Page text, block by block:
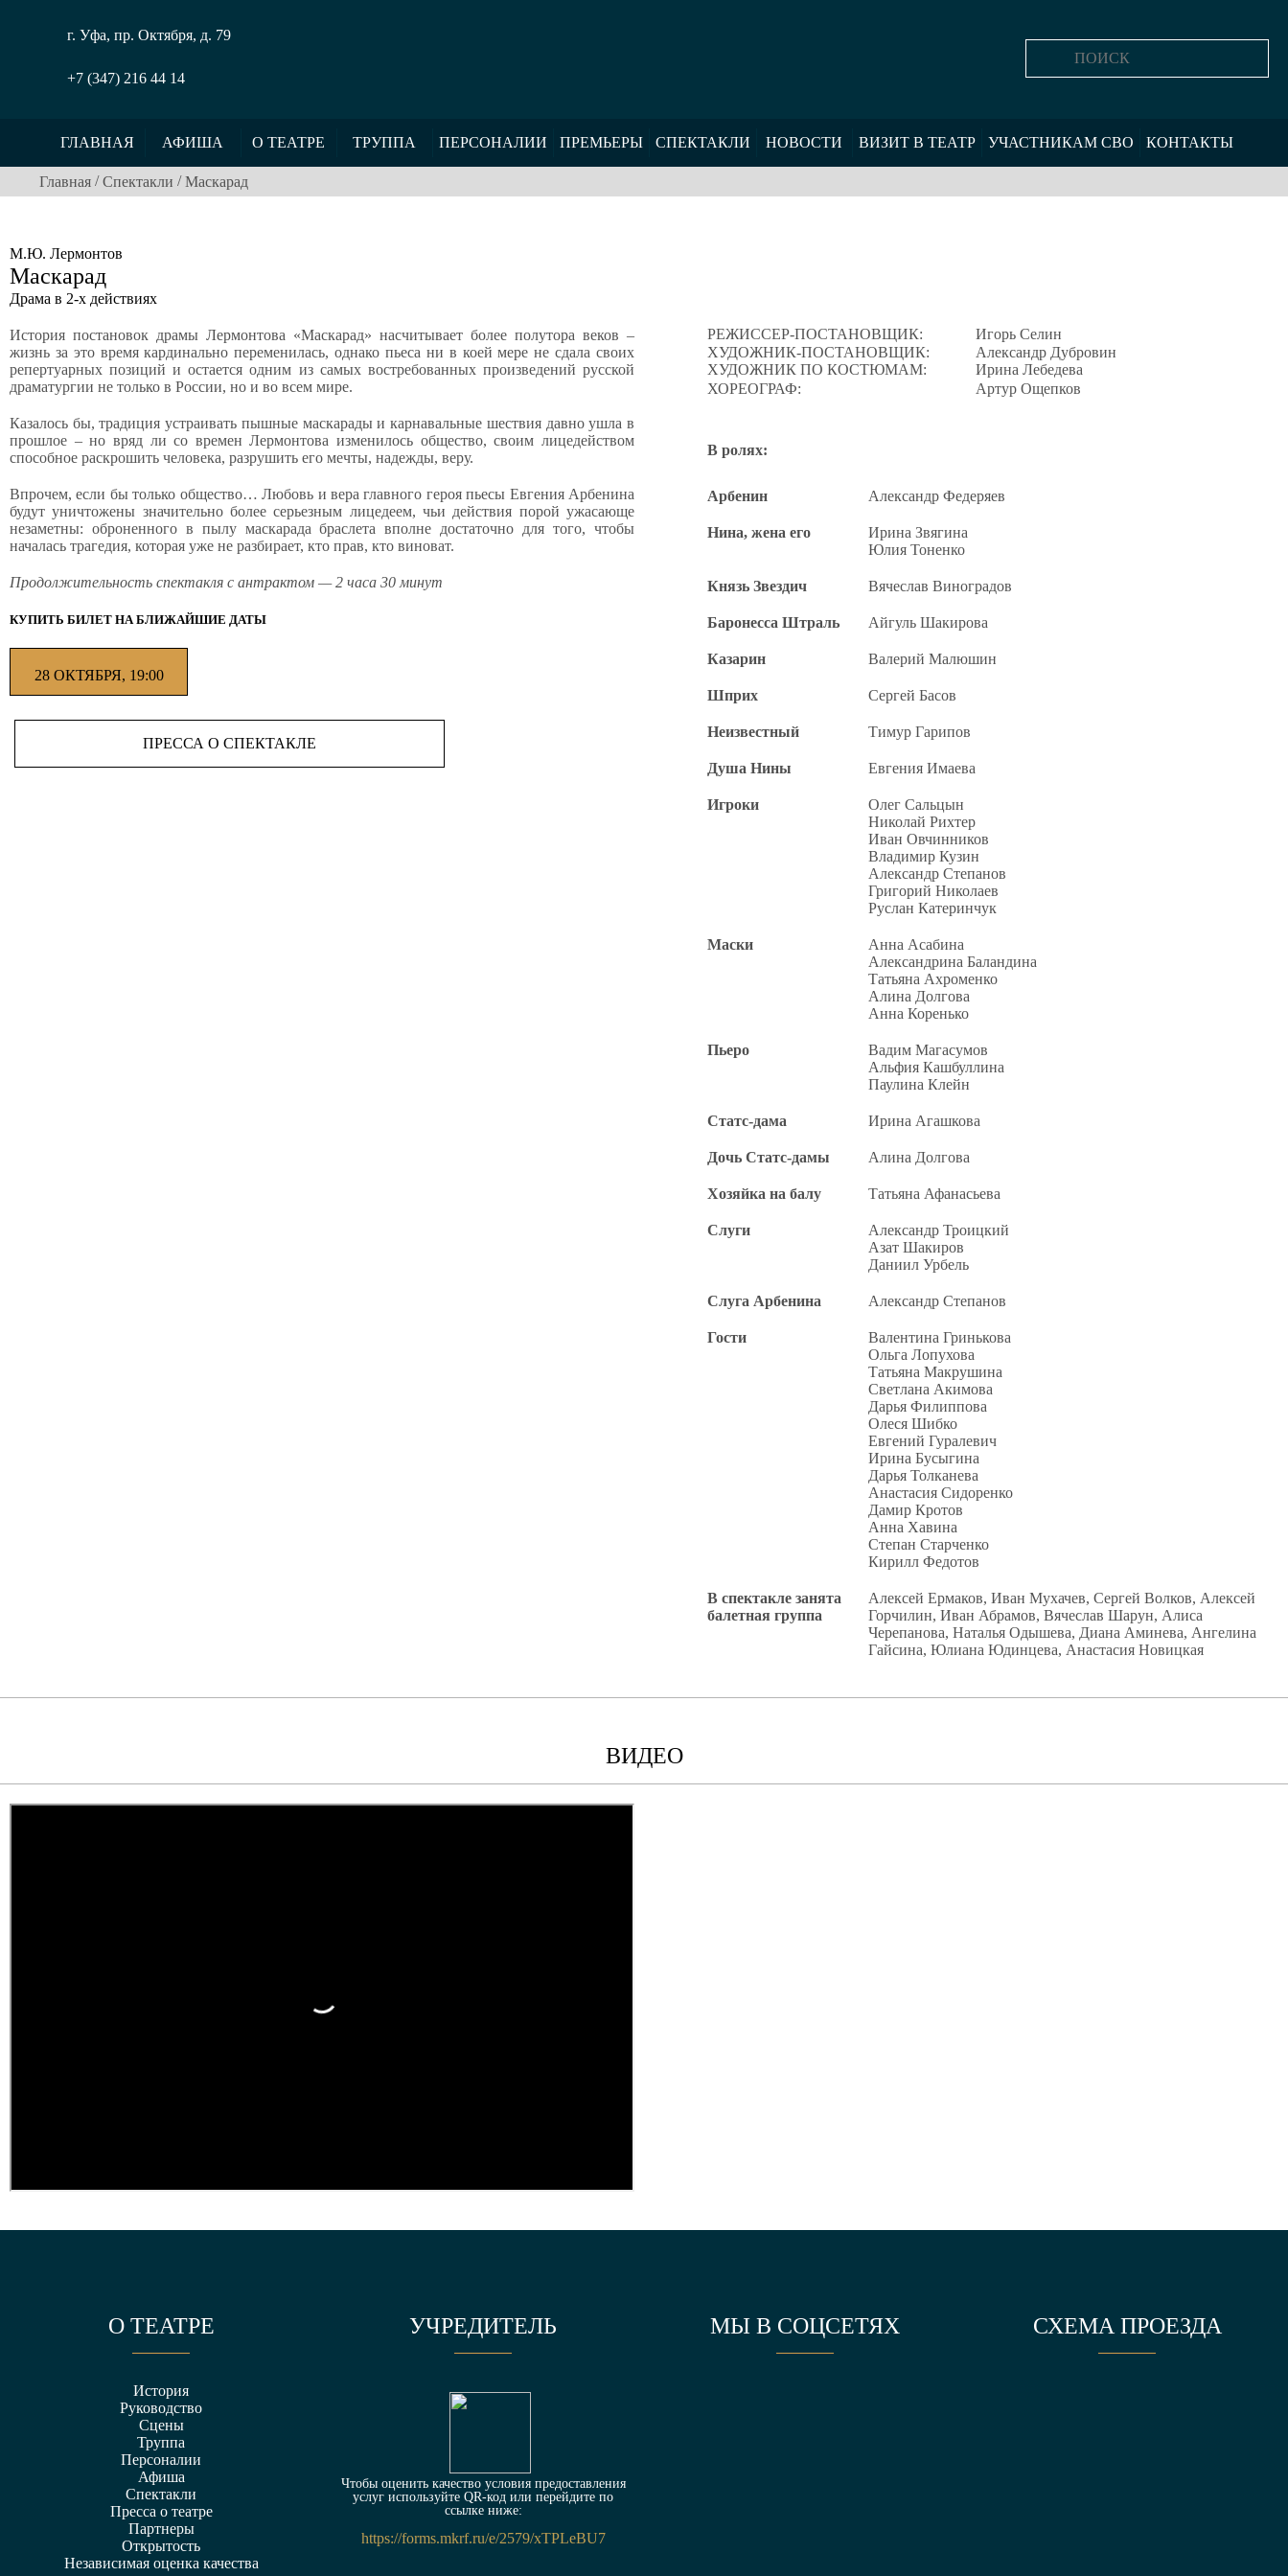
г. Уфа, пр. Октября, д. 79
+7 (347) 216 44 14
ГЛАВНАЯ АФИША О ТЕАТРЕ ТРУППА ПЕРСОНАЛИИ ПРЕМЬЕРЫ СПЕКТАКЛИ НОВОСТИ ВИЗИТ В ТЕАТР УЧАСТНИКАМ СВО КОНТАКТЫ
Главная /Спектакли /Маскарад
М.Ю. Лермонтов
Маскарад
Драма в 2-х действиях
История постановок драмы Лермонтова «Маскарад» насчитывает более полутора веков –
жизнь за это время кардинально переменилась, однако пьеса ни в коей мере не сдала своих
репертуарных позиций и остается одним из самых востребованных произведений русской
драматургии не только в России, но и во всем мире.
Казалось бы, традиция устраивать пышные маскарады и карнавальные шествия давно ушла в
прошлое – но вряд ли со времен Лермонтова изменилось общество, своим лицедейством
способное раскрошить человека, разрушить его мечты, надежды, веру.
Впрочем, если бы только общество… Любовь и вера главного героя пьесы Евгения Арбенина
будут уничтожены значительно более серьезным лицедеем, чьи действия порой ужасающе
незаметны: оброненного в пылу маскарада браслета вполне достаточно для того, чтобы
началась трагедия, которая уже не разбирает, кто прав, кто виноват.
Продолжительность спектакля с антрактом — 2 часа 30 минут
КУПИТЬ БИЛЕТ НА БЛИЖАЙШИЕ ДАТЫ
28 ОКТЯБРЯ, 19:00
ПРЕССА О СПЕКТАКЛЕ
РЕЖИССЕР-ПОСТАНОВЩИК:
Игорь Селин
ХУДОЖНИК-ПОСТАНОВЩИК:
Александр Дубровин
ХУДОЖНИК ПО КОСТЮМАМ:
Ирина Лебедева
ХОРЕОГРАФ:
Артур Ощепков
В ролях:
Арбенин Александр Федеряев
Нина, жена его
Ирина Звягина
Юлия Тоненко
Князь Звездич Вячеслав Виноградов
Баронесса Штраль Айгуль Шакирова
Казарин Валерий Малюшин
Шприх Сергей Басов
Неизвестный Тимур Гарипов
Душа Нины Евгения Имаева
Игроки
Олег Сальцын
Николай Рихтер
Иван Овчинников
Владимир Кузин
Александр Степанов
Григорий Николаев
Руслан Катеринчук
Маски
Анна Асабина
Александрина Баландина
Татьяна Ахроменко
Алина Долгова
Анна Коренько
Пьеро
Вадим Магасумов
Альфия Кашбуллина
Паулина Клейн
Статс-дама Ирина Агашкова
Дочь Статс-дамы Алина Долгова
Хозяйка на балу Татьяна Афанасьева
Слуги
Александр Троицкий
Азат Шакиров
Даниил Урбель
Слуга Арбенина Александр Степанов
Гости
Валентина Гринькова
Ольга Лопухова
Татьяна Макрушина
Светлана Акимова
Дарья Филиппова
Олеся Шибко
Евгений Гуралевич
Ирина Бусыгина
Дарья Толканева
Анастасия Сидоренко
Дамир Кротов
Анна Хавина
Степан Старченко
Кирилл Федотов
В спектакле занята
балетная группа
Алексей Ермаков, Иван Мухачев, Сергей Волков, Алексей
Горчилин, Иван Абрамов, Вячеслав Шарун, Алиса
Черепанова, Наталья Одышева, Диана Аминева, Ангелина
Гайсина, Юлиана Юдинцева, Анастасия Новицкая
ВИДЕО
О ТЕАТРЕ
История
Руководство
Сцены
Труппа
Персоналии
Афиша
Спектакли
Пресса о театре
Партнеры
Открытость
Независимая оценка качества
УЧРЕДИТЕЛЬ
Чтобы оценить качество условия предоставления
услуг используйте QR-код или перейдите по
ссылке ниже:
https://forms.mkrf.ru/e/2579/xTPLeBU7
МЫ В СОЦСЕТЯХ СХЕМА ПРОЕЗДА